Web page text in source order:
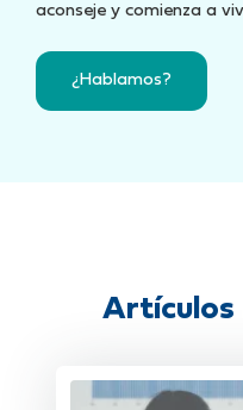
aconseje y comienza a
¿Hablamos?
Artículos